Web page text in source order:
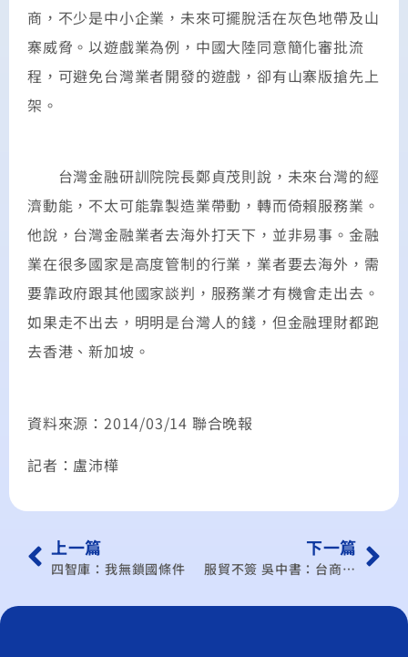
商，不少是中小企業，未來可擺脫活在灰色地帶及山
寨威脅。以遊戲業為例，中國大陸同意簡化審批流
程，可避免台灣業者開發的遊戲，卻有山寨版搶先上
架。
台灣金融研訓院院長鄭貞茂則說，未來台灣的經
濟動能，不太可能靠製造業帶動，轉而倚賴服務業。
他說，台灣金融業者去海外打天下，並非易事。金融
業在很多國家是高度管制的行業，業者要去海外，需
要靠政府跟其他國家談判，服務業才有機會走出去。
如果走不出去，明明是台灣人的錢，但金融理財都跑
去香港、新加坡。
資料來源：2014/03/14 聯合晚報
記者：盧沛樺
上一篇
四智庫：我無鎖國條件
下一篇
服貿不簽 吳中書：台商將停滯不前